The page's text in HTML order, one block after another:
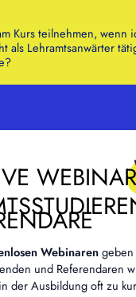
Kurs teilnehmen, wenn
als Lehramtsanwärter
Webinarengeben
und Referendaren
der Ausbildung oft zu